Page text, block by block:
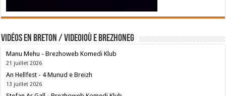
Vidéos en breton / Videoioù e brezhoneg
Manu Mehu - Brezhoweb Komedi Klub
21 juillet 2026
An Hellfest - 4 Munud e Breizh
13 juillet 2026